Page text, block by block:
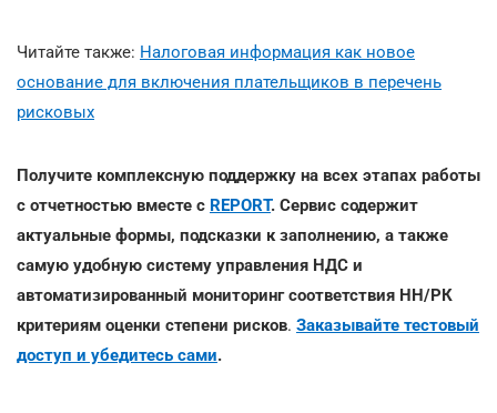
Читайте также: Налоговая информация как новое
основание для включения плательщиков в перечень
рисковых
Получите комплексную поддержку на всех этапах работы
с отчетностью вместе с REPORT. Сервис содержит
актуальные формы, подсказки к заполнению, а также
самую удобную систему управления НДС и
автоматизированный мониторинг соответствия НН/РК
критериям оценки степени рисков. Заказывайте тестовый
доступ и убедитесь сами.